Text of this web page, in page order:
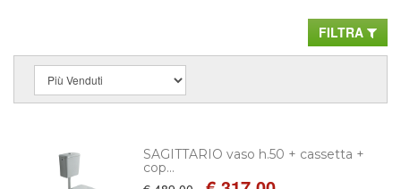
FILTRA
SAGITTARIO vaso h.50 + cassetta +
cop...